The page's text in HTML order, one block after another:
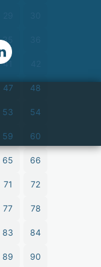
35
41
47 48
53 54
59 60
65 66
71 72
77 78
83 84
89 90